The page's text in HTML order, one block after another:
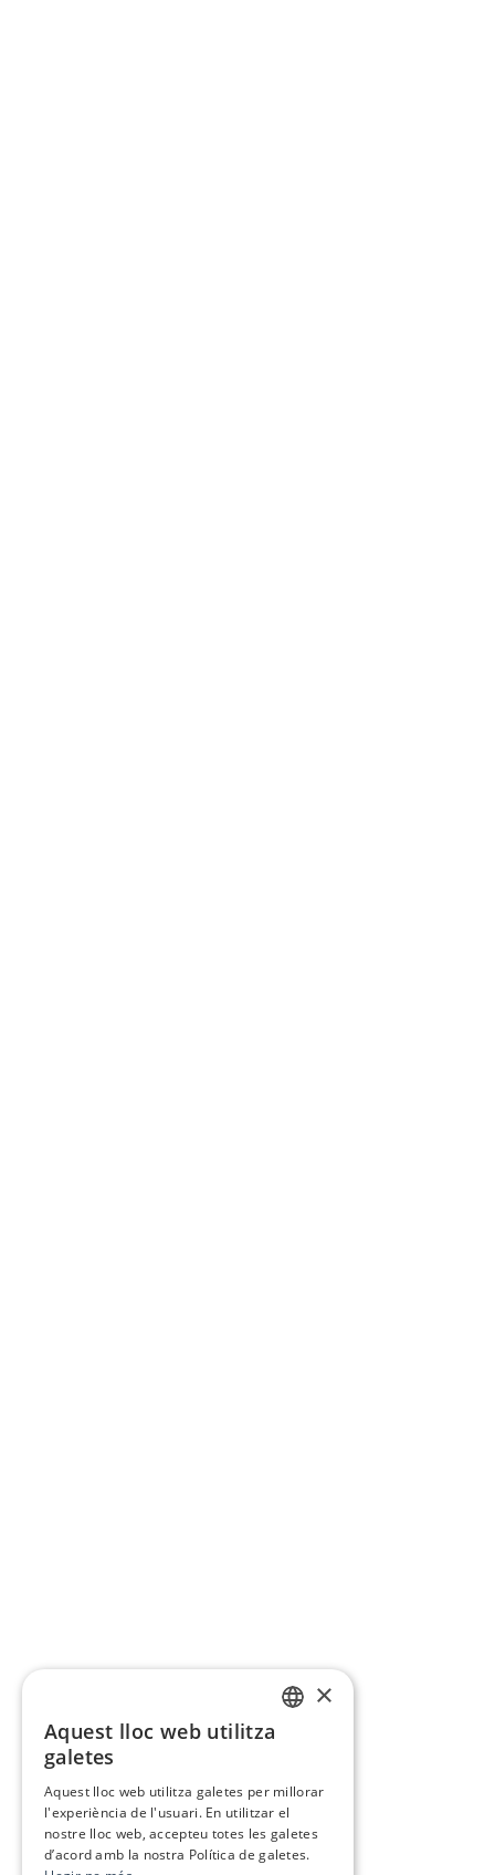
×
Aquest lloc web utilitza
galetes
Aquest lloc web utilitza galetes per millorar
l'experiència de l'usuari. En utilitzar el
nostre lloc web, accepteu totes les galetes
d’acord amb la nostra Política de galetes.